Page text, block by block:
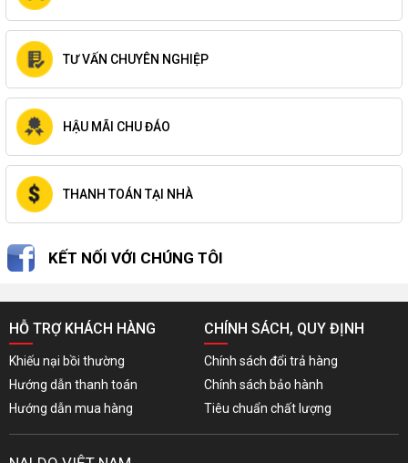
TƯ VẤN CHUYÊN NGHIỆP
HẬU MÃI CHU ĐÁO
THANH TOÁN TẠI NHÀ
KẾT NỐI VỚI CHÚNG TÔI
HỖ TRỢ KHÁCH HÀNG
Khiếu nại bồi thường
Hướng dẫn thanh toán
Hướng dẫn mua hàng
CHÍNH SÁCH, QUY ĐỊNH
Chính sách đổi trả hàng
Chính sách bảo hành
Tiêu chuẩn chất lượng